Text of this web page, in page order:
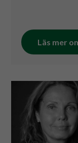
Läs mer